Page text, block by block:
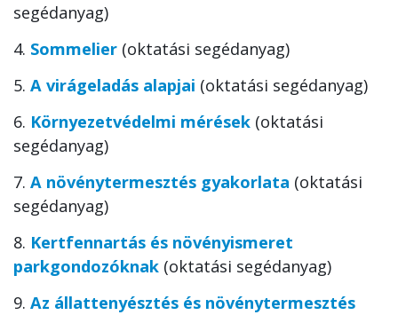
segédanyag)
4. Sommelier (oktatási segédanyag)
5. A virágeladás alapjai (oktatási segédanyag)
6. Környezetvédelmi mérések (oktatási
segédanyag)
7. A növénytermesztés gyakorlata (oktatási
segédanyag)
8. Kertfennartás és növényismeret
parkgondozóknak (oktatási segédanyag)
9. Az állattenyésztés és növénytermesztés